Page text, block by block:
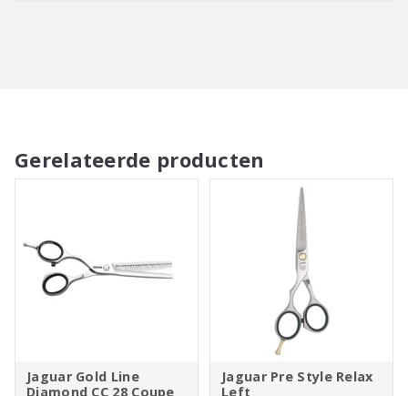
Gerelateerde producten
Jaguar Gold Line
Diamond CC 28 Coupe
Jaguar Pre Style Relax
Left